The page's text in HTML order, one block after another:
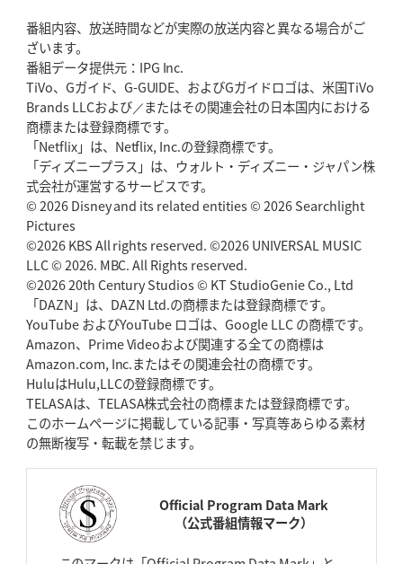
番組内容、放送時間などが実際の放送内容と異なる場合がご
ざいます。
番組データ提供元：IPG Inc.
TiVo、Gガイド、G-GUIDE、およびGガイドロゴは、米国TiVo
Brands LLCおよび／またはその関連会社の日本国内における
商標または登録商標です。
「Netflix」は、Netflix, Inc.の登録商標です。
「ディズニープラス」は、ウォルト・ディズニー・ジャパン株
式会社が運営するサービスです。
© 2026 Disney and its related entities © 2026 Searchlight
Pictures
©2026 KBS All rights reserved. ©2026 UNIVERSAL MUSIC
LLC © 2026. MBC. All Rights reserved.
©2026 20th Century Studios © KT StudioGenie Co., Ltd
「DAZN」は、DAZN Ltd.の商標または登録商標です。
YouTube およびYouTube ロゴは、Google LLC の商標です。
Amazon、Prime Videoおよび関連する全ての商標は
Amazon.com, Inc.またはその関連会社の商標です。
HuluはHulu,LLCの登録商標です。
TELASAは、TELASA株式会社の商標または登録商標です。
このホームページに掲載している記事・写真等あらゆる素材
の無断複写・転載を禁じます。
Official Program Data Mark
（公式番組情報マーク）